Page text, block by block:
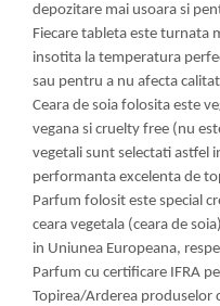
depozitare mai usoara si
Fiecare tableta este turnata
insotita la temperatura
sau pentru a nu afecta
Ceara de soia folosita este
vegana si cruelty free (nu
vegetali sunt selectati astfel
performanta excelenta de
Parfum folosit este special
ceara vegetala (ceara de
in Uniunea Europeana,
Parfum cu certificare IFRA
Topirea/Arderea produselor